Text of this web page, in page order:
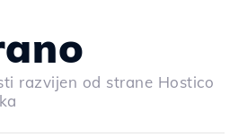
razvijen od strane Hostico